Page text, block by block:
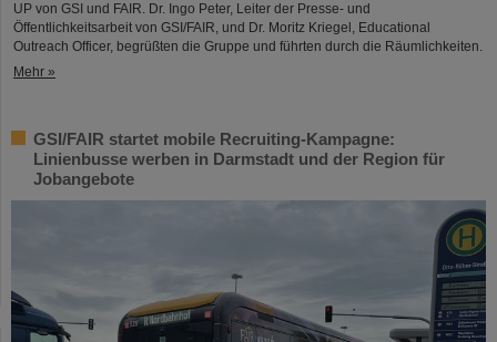
UP von GSI und FAIR. Dr. Ingo Peter, Leiter der Presse- und
Öffentlichkeitsarbeit von GSI/FAIR, und Dr. Moritz Kriegel, Educational
Outreach Officer, begrüßten die Gruppe und führten durch die Räumlichkeiten.
Mehr »
GSI/FAIR startet mobile Recruiting-Kampagne:
Linienbusse werben in Darmstadt und der Region für
Jobangebote